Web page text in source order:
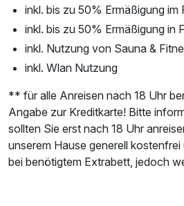
inkl. bis zu 50% Ermäßigung im
inkl. bis zu 50% Ermäßigung in
inkl. Nutzung von Sauna &
inkl. Wlan Nutzung
** für alle Anreisen nach 18 Uhr
Angabe zur Kreditkarte! Bitte
sollten Sie erst nach 18 Uhr
unserem Hause generell
bei benötigtem Extrabett, jedoch